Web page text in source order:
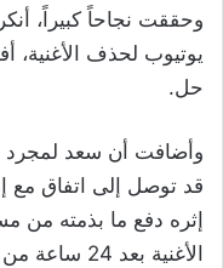
وحققت نجاحاً كبيراً،
يوتيوب لحذف الأغنية،
حل.
وأضافت أن سعد لمجرد
قد توصل إلى اتفاق مع
إثره دفع ما بذمته من
الأغنية بعد 24 ساعة من حذفها.